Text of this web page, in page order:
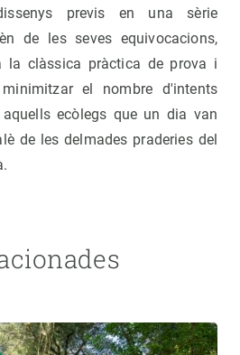
previs en una sèrie
de les seves equivocacions,
la clàssica pràctica de prova i
el nombre d'intents
ecòlegs que un dia van
de les delmades praderies del